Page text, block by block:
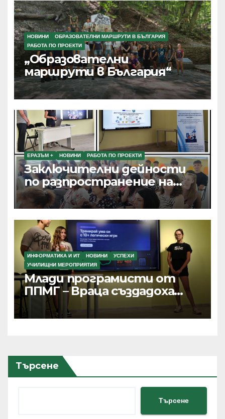
НОВИНИ
ОБРАЗОВАТЕЛНИ МАРШРУТИ В БЪЛГАРИЯ
РАБОТА ПО ПРОЕКТИ
„Образователни
маршрути в България“
ЕРАЗЪМ + НОВИНИ РАБОТА ПО ПРОЕКТИ
Заключителни дейности
по разпространение на
резултатите от текущи
проекти по Програма
Еразъм+, ПОО и eTwinning
ИНФОРМАТИКА И ИТ НОВИНИ
УСПЕХИ
УЧИЛИЩНИ МЕРОПРИЯТИЯ
Млади програмисти от
ППМГ – Враца създадоха
дигитални продукти с
реално приложение и
Търсене
Търсене